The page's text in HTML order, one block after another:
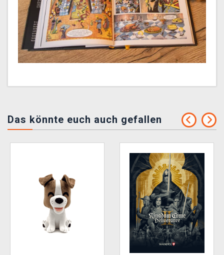
Das könnte euch auch gefallen